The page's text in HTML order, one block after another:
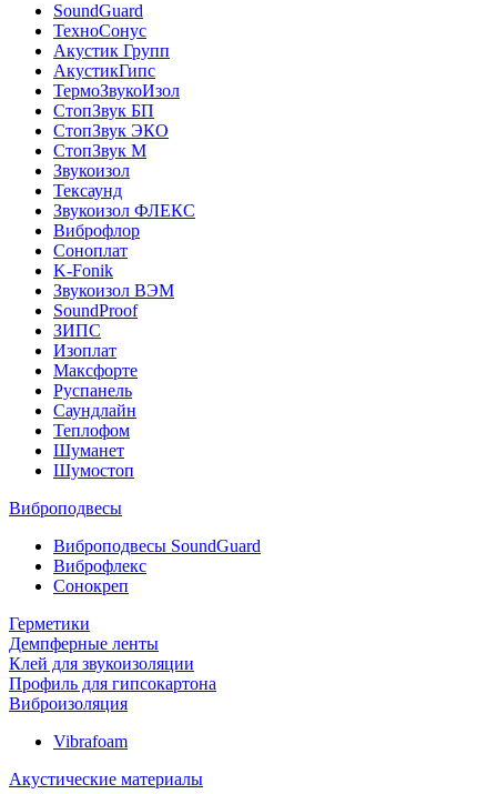
SoundGuard
ТехноСонус
Акустик Групп
АкустикГипс
ТермоЗвукоИзол
СтопЗвук БП
СтопЗвук ЭКО
СтопЗвук М
Звукоизол
Тексаунд
Звукоизол ФЛЕКС
Виброфлор
Соноплат
K-Fonik
Звукоизол ВЭМ
SoundProof
ЗИПС
Изоплат
Максфорте
Руспанель
Саундлайн
Теплофом
Шуманет
Шумостоп
Виброподвесы
Виброподвесы SoundGuard
Виброфлекс
Сонокреп
Герметики
Демпферные ленты
Клей для звукоизоляции
Профиль для гипсокартона
Виброизоляция
Vibrafoam
Акустические материалы